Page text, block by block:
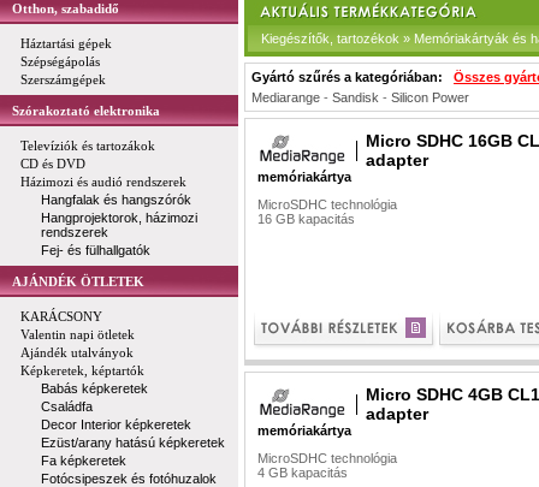
Otthon, szabadidő
Háztartási gépek
Szépségápolás
Szerszámgépek
Szórakoztató elektronika
Televíziók és tartozákok
CD és DVD
Házimozi és audió rendszerek
Hangfalak és hangszórók
Hangprojektorok, házimozi
rendszerek
Fej- és fülhallgatók
AJÁNDÉK ÖTLETEK
KARÁCSONY
Valentin napi ötletek
Ajándék utalványok
Képkeretek, képtartók
Babás képkeretek
Családfa
Decor Interior képkeretek
Ezüst/arany hatású képkeretek
Fa képkeretek
Fotócsipeszek és fotóhuzalok
Kiegészítők, tartozékok » Memóriakártyák és
Gyártó szűrés a kategóriában: Összes
Mediarange - Sandisk - Silicon Power
Micro SDHC 16GB
adapter
memóriakártya
MicroSDHC technológia
16 GB kapacitás
Micro SDHC 4GB
adapter
memóriakártya
MicroSDHC technológia
4 GB kapacitás